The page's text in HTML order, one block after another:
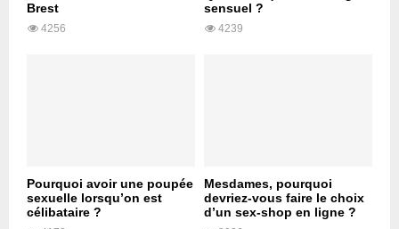
Brest
4256
sensuel ?
4239
Pourquoi avoir une poupée
sexuelle lorsqu’on est
célibataire ?
Mesdames, pourquoi
devriez-vous faire le choix
d’un sex-shop en ligne ?